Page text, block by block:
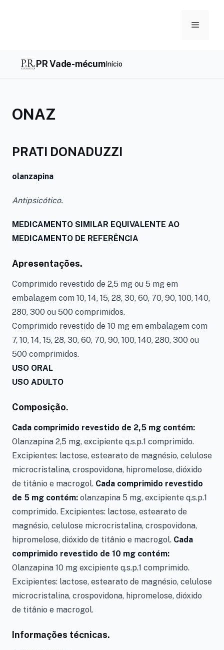
Menu
PR Vade-mécumInício
ONAZ
PRATI DONADUZZI
olanzapina
Antipsicótico.
MEDICAMENTO SIMILAR EQUIVALENTE AO
MEDICAMENTO DE REFERÊNCIA
Apresentações.
Comprimido revestido de 2,5 mg ou 5 mg em
embalagem com 10, 14, 15, 28, 30, 60, 70, 90, 100, 140,
280, 300 ou 500 comprimidos.
Comprimido revestido de 10 mg em embalagem com
7, 10, 14, 15, 28, 30, 60, 70, 90, 100, 140, 280, 300 ou
500 comprimidos.
USO ORAL
USO ADULTO
Composição.
Cada comprimido revestido de 2,5 mg contém:
Olanzapina 2,5 mg, excipiente q.s.p.1 comprimido.
Excipientes: lactose, estearato de magnésio, celulose
microcristalina, crospovidona, hipromelose, dióxido
de titânio e macrogol. Cada comprimido revestido
de 5 mg contém: olanzapina 5 mg, excipiente q.s.p.1
comprimido. Excipientes: lactose, estearato de
magnésio, celulose microcristalina, crospovidona,
hipromelose, dióxido de titânio e macrogol. Cada
comprimido revestido de 10 mg contém:
Olanzapina 10 mg excipiente q.s.p.1 comprimido.
Excipientes: lactose, estearato de magnésio, celulose
microcristalina, crospovidona, hipromelose, dióxido
de titânio e macrogol.
Informações técnicas.